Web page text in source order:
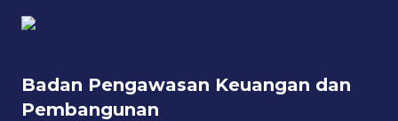
Badan Pengawasan Keuangan dan
Pembangunan